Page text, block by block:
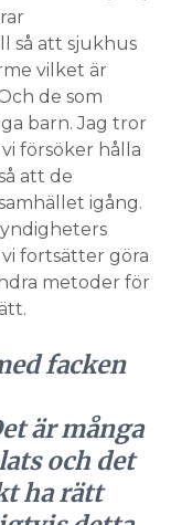
igång.
fortsätter göra
metoder för
facken
är många
och det
ha rätt